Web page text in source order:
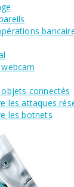
connectés
les attaques
les botnets